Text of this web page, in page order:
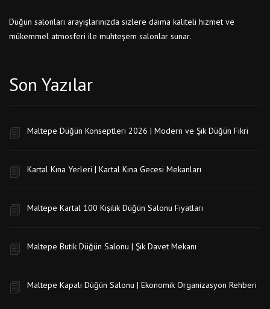
Düğün salonları arayışlarınızda sizlere daima kaliteli hizmet ve
mükemmel atmosferi ile muhteşem salonlar sunar.
Son Yazılar
Maltepe Düğün Konseptleri 2026 | Modern ve Şık Düğün Fikri
Kartal Kına Yerleri | Kartal Kına Gecesi Mekanları
Maltepe Kartal 100 Kişilik Düğün Salonu Fiyatları
Maltepe Butik Düğün Salonu | Şık Davet Mekanı
Maltepe Kapalı Düğün Salonu | Ekonomik Organizasyon Rehberi